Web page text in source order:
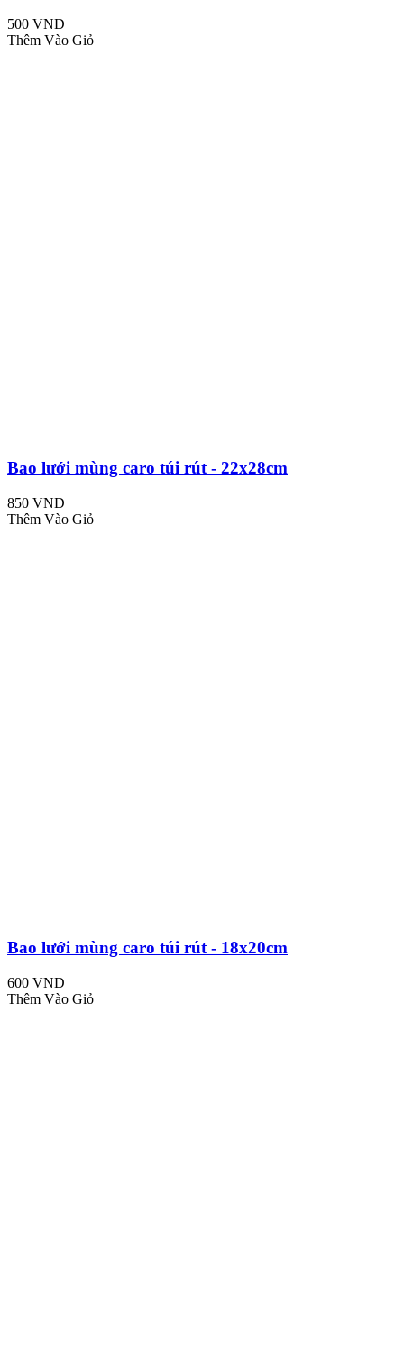
500 VND
Thêm Vào Giỏ
Bao lưới mùng caro túi rút - 22x28cm
850 VND
Thêm Vào Giỏ
Bao lưới mùng caro túi rút - 18x20cm
600 VND
Thêm Vào Giỏ